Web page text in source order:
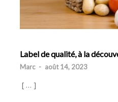
Label de qualité, à la
Marc - août 14, 2023
[ … ]